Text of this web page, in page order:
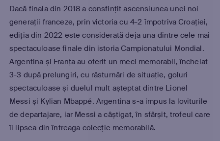
Dacă finala din 2018 a consfințit ascensiunea unei noi
generații franceze, prin victoria cu 4-2 împotriva Croației,
ediția din 2022 este considerată deja una dintre cele mai
spectaculoase finale din istoria Campionatului Mondial.
Argentina și Franța au oferit un meci memorabil, încheiat
3-3 după prelungiri, cu răsturnări de situație, goluri
spectaculoase și duelul mult așteptat dintre Lionel
Messi și Kylian Mbappé. Argentina s-a impus la loviturile
de departajare, iar Messi a câștigat, în sfârșit, trofeul care
îi lipsea din întreaga colecție memorabilă.